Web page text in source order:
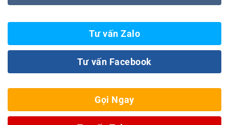
Tư vấn Zalo
Tư vấn Facebook
Gọi Ngay